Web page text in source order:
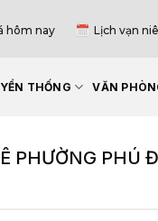
hôm nay Lịch vạn
THỐNG VĂN
PHƯỜNG PHÚ